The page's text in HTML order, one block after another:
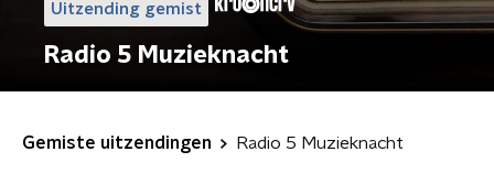
Uitzending gemist
Radio 5 Muzieknacht
Gemiste uitzendingen Radio 5 Muzieknacht